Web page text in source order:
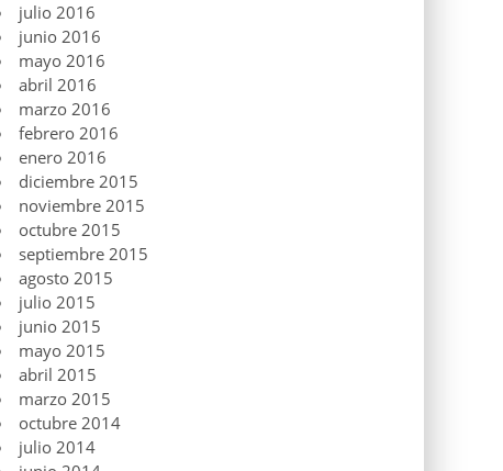
julio 2016
junio 2016
mayo 2016
abril 2016
marzo 2016
febrero 2016
enero 2016
diciembre 2015
noviembre 2015
octubre 2015
septiembre 2015
agosto 2015
julio 2015
junio 2015
mayo 2015
abril 2015
marzo 2015
octubre 2014
julio 2014